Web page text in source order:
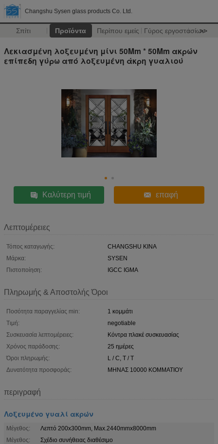
Changshu Sysen glass products Co. Ltd.
Σπίτι Προϊόντα Περίπου εμείς Γύρος εργοστασίων
>>
Λεκιασμένη λοξευμένη μίνι 50Mm * 50Mm ακρών
επίπεδη γύρω από λοξευμένη άκρη γυαλιού
Καλύτερη τιμή επαφή
Λεπτομέρειες
Τόπος καταγωγής:
CHANGSHU ΚΙΝΑ
Μάρκα:
SYSEN
Πιστοποίηση:
IGCC IGMA
Πληρωμής & Αποστολής Όροι
Ποσότητα παραγγελίας min:
1 κομμάτι
Τιμή:
negotiable
Συσκευασία λεπτομέρειες:
Κόντρα πλακέ συσκευασίας
Χρόνος παράδοσης:
25 ημέρες
Όροι πληρωμής:
L / C, T / T
Δυνατότητα προσφοράς:
ΜΗΝΑΣ 10000 ΚΟΜΜΑΤΙΟΥ
περιγραφή
Λοξευμένο γυαλί ακρών
Μέγεθος:
Λεπτό 200x300mm, Max.2440mmx8000mm
Μέγεθος:
Σχέδιο συνήθειας διαθέσιμο